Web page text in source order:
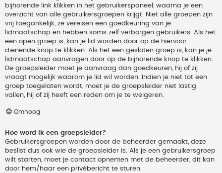
bijhorende link klikken in het gebruikerspaneel, waarna je een
overzicht van alle gebruikersgroepen krijgt. Niet alle groepen zijn
vrij toegankelijk, ze vereisen een goedkeuring van je
lidmaatschap en hebben soms zelf verborgen gebruikers. Als het
een open groep is, kan je lid worden door op de hiervoor
dienende knop te klikken. Als het een gesloten groep is, kan je je
lidmaatschap aanvragen door op de bijhorende knop te klikken.
De groepsleider moet je aanvraag dan goedkeuren, hij of zij
vraagt mogelijk waarom je lid wil worden. Indien je niet tot een
groep toegelaten wordt, moet je de groepsleider niet lastig
vallen, hij of zij heeft een reden om je te weigeren.
Omhoog
Hoe word ik een groepsleider?
Gebruikersgroepen worden door de beheerder gemaakt, deze
beslist dus ook wie de groepsleider is. Als je een gebruikersgroep
wilt starten, moet je contact opnemen met de beheerder, dit kan
door hem/haar een privébericht te sturen.